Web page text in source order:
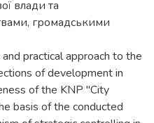
влади та
громадськими
practical approach to the
of development in
of the KNP "City
basis of the conducted